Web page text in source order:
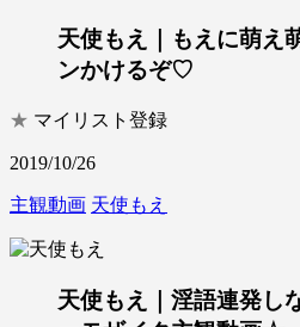
天使もえ｜もえに萌え
ンかけるぞ♡
★ マイリスト登録
2019/10/26
主観動画 天使もえ
天使もえ｜淫語連発し